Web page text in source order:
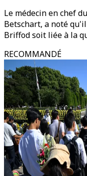
Le médecin en chef
Betschart, a noté
Briffod soit liée à la
RECOMMANDÉ